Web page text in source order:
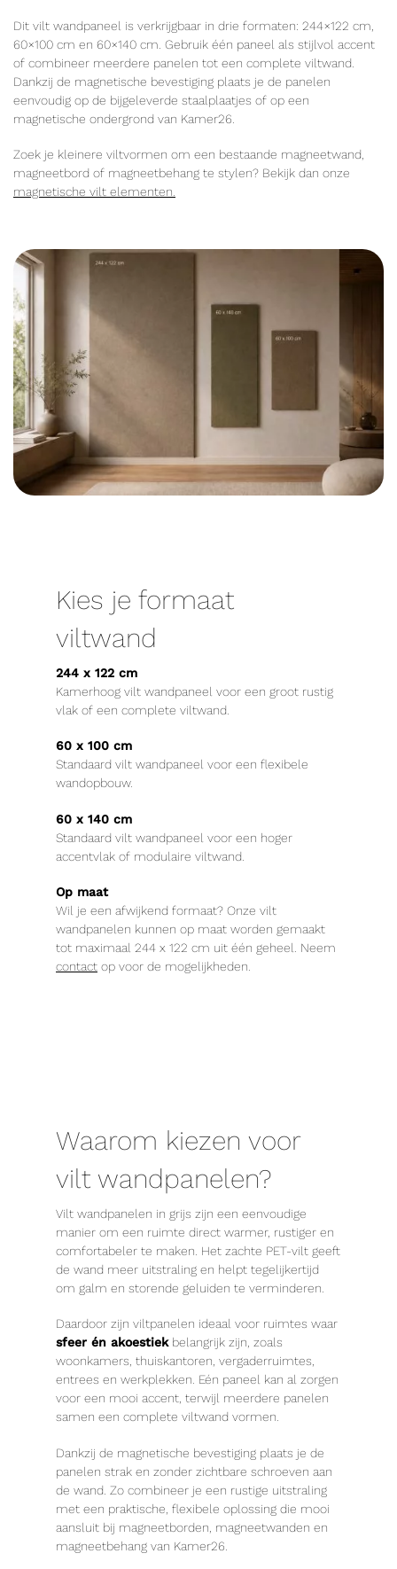
Dit vilt wandpaneel is verkrijgbaar in drie formaten: 244×122 cm,
60×100 cm en 60×140 cm. Gebruik één paneel als stijlvol accent
of combineer meerdere panelen tot een complete viltwand.
Dankzij de magnetische bevestiging plaats je de panelen
eenvoudig op de bijgeleverde staalplaatjes of op een
magnetische ondergrond van Kamer26.
Zoek je kleinere viltvormen om een bestaande magneetwand,
magneetbord of magneetbehang te stylen? Bekijk dan onze
magnetische vilt elementen.
Kies je formaat
viltwand
244 x 122 cm
Kamerhoog vilt wandpaneel voor een groot rustig
vlak of een complete viltwand.
60 x 100 cm
Standaard vilt wandpaneel voor een flexibele
wandopbouw.
60 x 140 cm
Standaard vilt wandpaneel voor een hoger
accentvlak of modulaire viltwand.
Op maat
Wil je een afwijkend formaat? Onze vilt
wandpanelen kunnen op maat worden gemaakt
tot maximaal 244 x 122 cm uit één geheel. Neem
contact op voor de mogelijkheden.
Waarom kiezen voor
vilt wandpanelen?
Vilt wandpanelen in grijs zijn een eenvoudige
manier om een ruimte direct warmer, rustiger en
comfortabeler te maken. Het zachte PET-vilt geeft
de wand meer uitstraling en helpt tegelijkertijd
om galm en storende geluiden te verminderen.
Daardoor zijn viltpanelen ideaal voor ruimtes waar
sfeer én akoestiekbelangrijk zijn, zoals
woonkamers, thuiskantoren, vergaderruimtes,
entrees en werkplekken. Eén paneel kan al zorgen
voor een mooi accent, terwijl meerdere panelen
samen een complete viltwand vormen.
Dankzij de magnetische bevestiging plaats je de
panelen strak en zonder zichtbare schroeven aan
de wand. Zo combineer je een rustige uitstraling
met een praktische, flexibele oplossing die mooi
aansluit bij magneetborden, magneetwanden en
magneetbehang van Kamer26.